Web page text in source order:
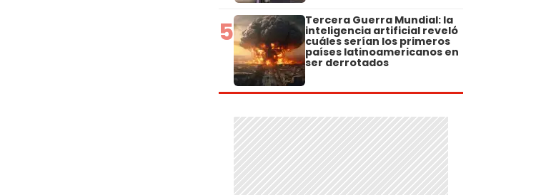
5 Tercera Guerra Mundial: la
inteligencia artificial reveló
cuáles serían los primeros
países latinoamericanos en
ser derrotados